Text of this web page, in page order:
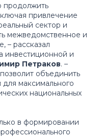
продолжить
привлечение
сектор и
межведомственное и
– рассказал
инвестиционной и
Петраков. –
объединить
максимального
национальных
в формировании